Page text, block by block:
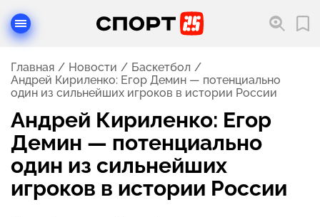
Главная Новости
Баскетбол
Андрей Кириленко: Егор Демин — потенциально
один из сильнейших игроков в истории России
Андрей Кириленко: Егор
Демин — потенциально
один из сильнейших
игроков в истории России